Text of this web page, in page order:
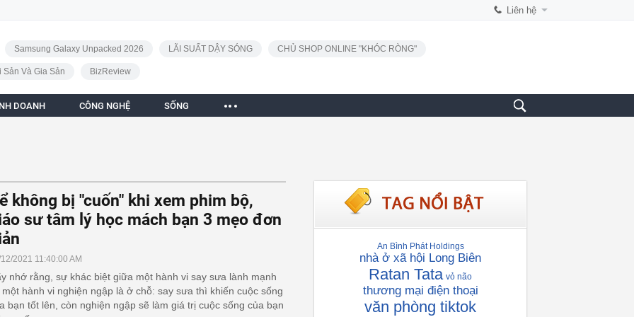
Liên hệ
Samsung Galaxy Unpacked 2026 LÃI SUẤT DẬY SÓNG CHỦ SHOP ONLINE "KHÓC RÒNG"
Sản Và Gia Sản BizReview
DOANH CÔNG NGHỆ SỐNG
không bị "cuốn" khi xem phim bộ,
sư tâm lý học mách bạn 3 mẹo đơn
2021 11:40:00 AM
nhớ rằng, sự khác biệt giữa một hành vi say sưa lành mạnh
một hành vi nghiện ngập là ở chỗ: say sưa thì khiến cuộc sống
bạn tốt lên, còn nghiện ngập sẽ làm giá trị cuộc sống của bạn
An Bình Phát Holdings
nhà ở xã hội Long Biên
Ratan Tata vỏ não
thương mại điện thoại
văn phòng tiktok